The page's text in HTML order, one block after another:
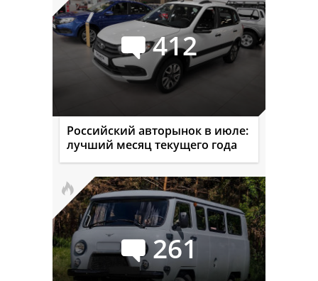
412
Российский авторынок в июле:
лучший месяц текущего года
261